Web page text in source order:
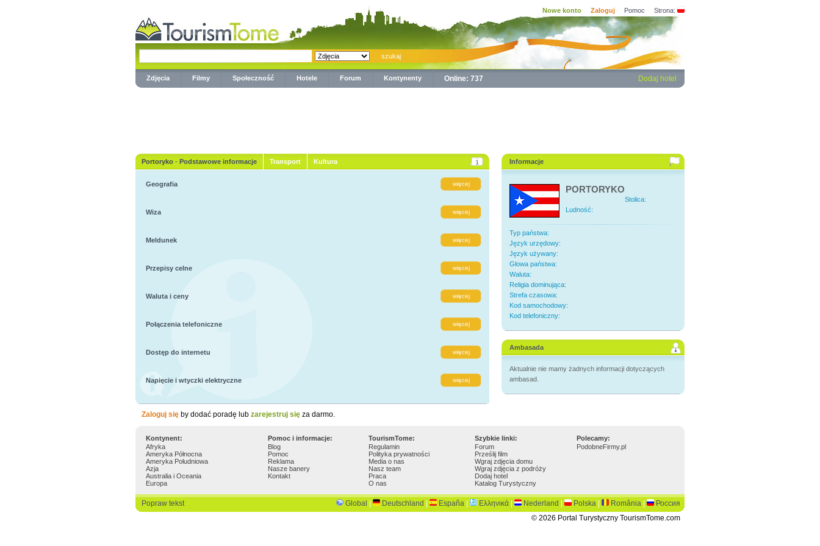
Nowe konto Zaloguj Pomoc Strona:
Zdjęcia Filmy Społeczność Hotele Forum Kontynenty Online: 737 Dodaj hotel
Portoryko - Podstawowe informacje Transport Kultura
Geografia więcej
Wiza więcej
Meldunek więcej
Przepisy celne więcej
Waluta i ceny więcej
Połączenia telefoniczne więcej
Dostęp do internetu więcej
Napięcie i wtyczki elektryczne więcej
Zaloguj się by dodać poradę lub zarejestruj się za darmo.
Informacje
PORTORYKO
Stolica:
Ludność:
Typ państwa:
Język urzędowy:
Język używany:
Głowa państwa:
Waluta:
Religia dominująca:
Strefa czasowa:
Kod samochodowy:
Kod telefoniczny:
Ambasada
Aktualnie nie mamy żadnych informacji dotyczących
ambasad.
Kontynent: Pomoc i informacje: TourismTome: Szybkie linki:
Polecamy:
Afryka
Ameryka Północna
Ameryka Południowa
Azja
Australia i Oceania
Europa
Blog
Pomoc
Reklama
Nasze banery
Kontakt
Regulamin
Polityka prywatności
Media o nas
Nasz team
Praca
O nas
Forum
Prześlij film
Wgraj zdjęcia domu
Wgraj zdjęcia z podróży
Dodaj hotel
Katalog Turystyczny
PodobneFirmy.pl
Popraw tekst Global Deutschland España Ελληνικά Nederland Polska România
Россия
© 2026 Portal Turystyczny TourismTome.com